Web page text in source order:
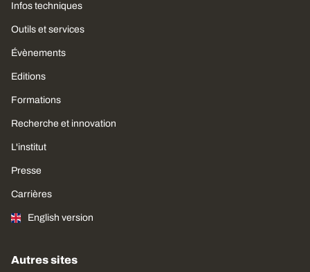
Infos techniques
Outils et services
Évènements
Editions
Formations
Recherche et innovation
L'institut
Presse
Carrières
English version
Autres sites